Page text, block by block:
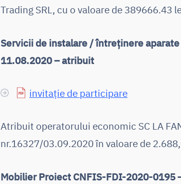
Trading SRL, cu o valoare de 389666.43
Servicii de instalare / întreținere aparate
11.08.2020 – atribuit
invitație de participare
Atribuit operatorului economic SC LA
nr.16327/03.09.2020 în valoare de
Mobilier Proiect CNFIS-FDI-2020-0195